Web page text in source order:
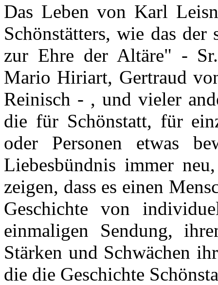
Das Leben von Karl
Schönstätters, wie das der
zur Ehre der Altäre" -
Mario Hiriart, Gertraud
Reinisch - , und vieler
die für Schönstatt, für
oder Personen etwas
Liebesbündnis immer
zeigen, dass es einen
Geschichte von
einmaligen Sendung,
Stärken und Schwächen
die die Geschichte